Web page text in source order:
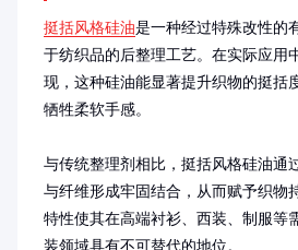
挺括风格硅油是一种经过特殊改性的
于纺织品的后整理工艺。在实际应用
现，这种硅油能显著提升织物的挺括
牺牲柔软手感。
与传统整理剂相比，挺括风格硅油通
与纤维形成牢固结合，从而赋予织物
特性使其在高端衬衫、西装、制服等
装领域具有不可替代的地位。